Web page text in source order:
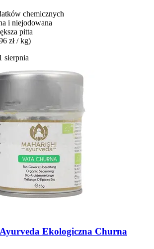
chemicznych
i niejodowana
pitta
zł / kg)
sierpnia
Ekologiczna Churna